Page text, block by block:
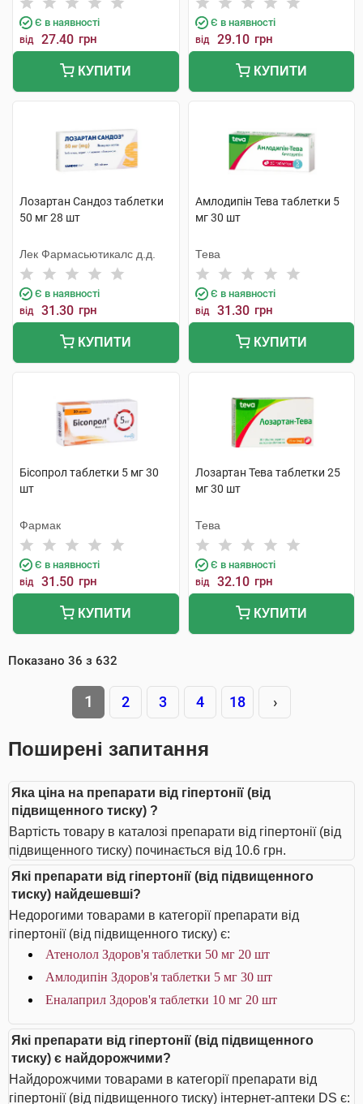
Є в наявності
від 27.40 грн
КУПИТИ
Є в наявності
від 29.10 грн
КУПИТИ
Лозартан Сандоз таблетки
50 мг 28 шт
Лек Фармасьютикалс д.д.
Є в наявності
від 31.30 грн
КУПИТИ
Амлодипін Тева таблетки 5
мг 30 шт
Тева
Є в наявності
від 31.30 грн
КУПИТИ
Бісопрол таблетки 5 мг 30
шт
Фармак
Є в наявності
від 31.50 грн
КУПИТИ
Лозартан Тева таблетки 25
мг 30 шт
Тева
Є в наявності
від 32.10 грн
КУПИТИ
Показано 36 з 632
1 2 3 4 18 ›
Поширені запитання
Яка ціна на препарати від гіпертонії (від
підвищенного тиску) ?
Вартість товару в каталозі препарати від гіпертонії (від
підвищенного тиску) починається від 10.6 грн.
Які препарати від гіпертонії (від підвищенного
тиску) найдешевші?
Недорогими товарами в категорії препарати від
гіпертонії (від підвищенного тиску) є:
Атенолол Здоров'я таблетки 50 мг 20 шт
Амлодипін Здоров'я таблетки 5 мг 30 шт
Еналаприл Здоров'я таблетки 10 мг 20 шт
Які препарати від гіпертонії (від підвищенного
тиску) є найдорожчими?
Найдорожчими товарами в категорії препарати від
гіпертонії (від підвищенного тиску) інтернет-аптеки DS є: